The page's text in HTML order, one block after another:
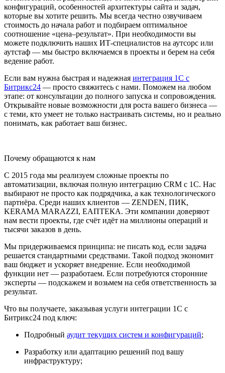
конфигураций, особенностей архитектуры сайта и задач,
которые вы хотите решить. Мы всегда честно озвучиваем
стоимость до начала работ и подбираем оптимальное
соотношение «цена–результат». При необходимости вы
можете подключить наших ИТ-специалистов на аутсорс или
аутстаф — мы быстро включаемся в проекты и берем на себя
ведение работ.
Если вам нужна быстрая и надежная интеграция 1С с
Битрикс24 — просто свяжитесь с нами. Поможем на любом
этапе: от консультации до полного запуска и сопровождения.
Открывайте новые возможности для роста вашего бизнеса —
с теми, кто умеет не только настраивать системы, но и реально
понимать, как работает ваш бизнес.
Почему обращаются к нам
С 2015 года мы реализуем сложные проекты по
автоматизации, включая полную интеграцию CRM с 1С. Нас
выбирают не просто как подрядчика, а как технологического
партнёра. Среди наших клиентов — ZENDEN, ПИК,
KERAMA MARAZZI, ЕАПТЕКА. Эти компании доверяют
нам вести проекты, где счёт идёт на миллионы операций и
тысячи заказов в день.
Мы придерживаемся принципа: не писать код, если задача
решается стандартными средствами. Такой подход экономит
ваш бюджет и ускоряет внедрение. Если необходимой
функции нет — разработаем. Если потребуются сторонние
эксперты — подскажем и возьмем на себя ответственность за
результат.
Что вы получаете, заказывая услуги интеграции 1С с
Битрикс24 под ключ:
Подробный аудит текущих систем и конфигураций;
Разработку или адаптацию решений под вашу
инфраструктуру;